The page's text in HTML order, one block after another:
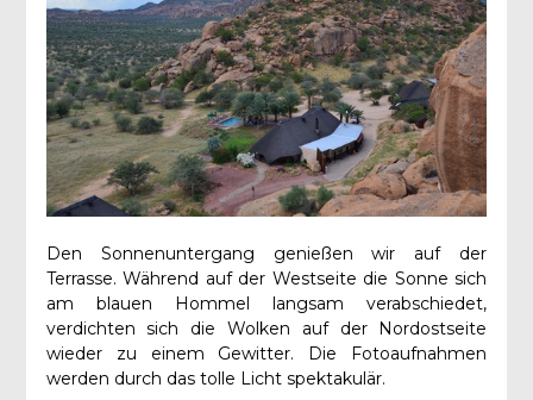
Den Sonnenuntergang genießen wir auf der
Terrasse. Während auf der Westseite die Sonne sich
am blauen Hommel langsam verabschiedet,
verdichten sich die Wolken auf der Nordostseite
wieder zu einem Gewitter. Die Fotoaufnahmen
werden durch das tolle Licht spektakulär.